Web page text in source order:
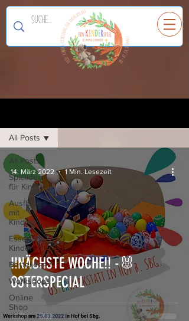
EinKINDERspiel
All Posts
Spielideen
für Kinder
Ausflüge
mit
Kindern
Essen für
Kinder
Bastelideen
Workshops
Online
Shop
All Posts
!!NÄCHSTE WOCHE!! -🐰
OSTERSPECIAL
14. März 2022 1 Min. Lesezeit